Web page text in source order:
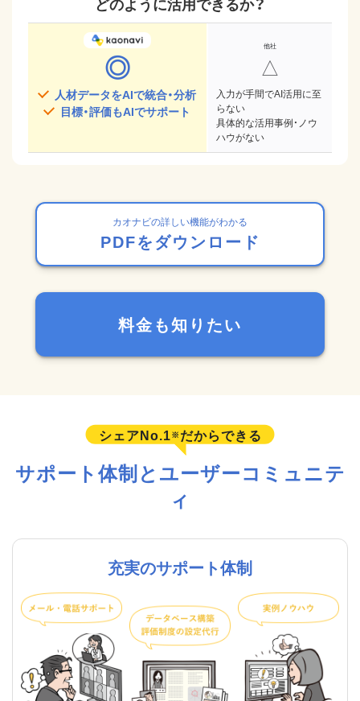
◎
人材データをAIで統合・分析
目標・評価もAIでサポート
△
入力が手間でAI活用に至
らない
具体的な活用事例・ノウ
ハウがない
カオナビの詳しい機能がわかる
PDFをダウンロード
料金も知りたい
シェアNo.1※ だからできる
サポート体制とユーザーコミュニテ
ィ
充実のサポート体制